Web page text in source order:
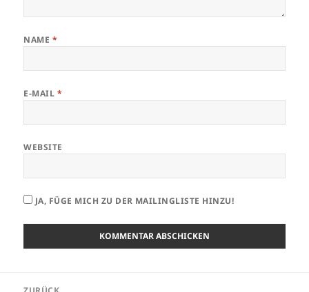
NAME *
E-MAIL *
WEBSITE
JA, FÜGE MICH ZU DER MAILINGLISTE HINZU!